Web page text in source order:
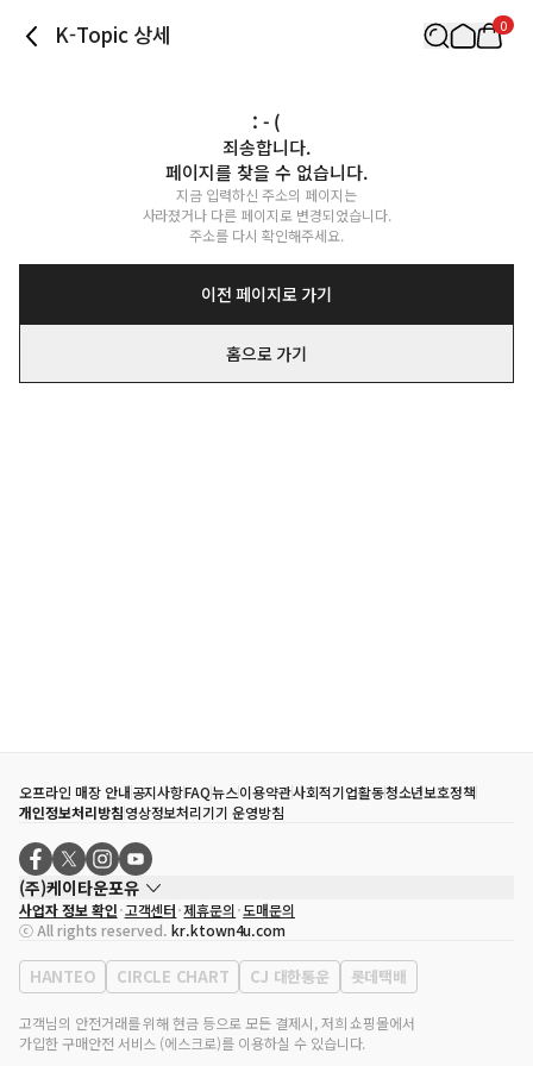
K-Topic 상세 0
: - (
죄송합니다.
페이지를 찾을 수 없습니다.
지금 입력하신 주소의 페이지는
사라졌거나 다른 페이지로 변경되었습니다.
주소를 다시 확인해주세요.
이전 페이지로 가기
홈으로 가기
오프라인 매장 안내공지사항FAQ뉴스이용약관사회적기업활동청소년보호정책
개인정보처리방침영상정보처리기기 운영방침
(주)케이타운포유
대표자
송효민
사업자등록번호
120-87-71116
통신판매업 신고번호 제2011-서울강남-02223
대표전화
02-552-9855
사업자 정보 확인 고객센터 제휴문의 도매문의
ⓒ All rights reserved. kr.ktown4u.com
HANTEO CIRCLE CHART CJ 대한통운 롯데택배
고객님의 안전거래를 위해 현금 등으로 모든 결제시, 저희 쇼핑몰에서
가입한 구매안전 서비스 (에스크로)를 이용하실 수 있습니다.